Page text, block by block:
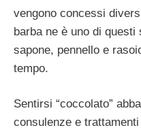
vengono concessi
barba ne è uno di
sapone, pennello e
tempo.
Sentirsi “coccolato”
consulenze e